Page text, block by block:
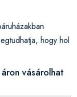
hogy hol
vásárolhat